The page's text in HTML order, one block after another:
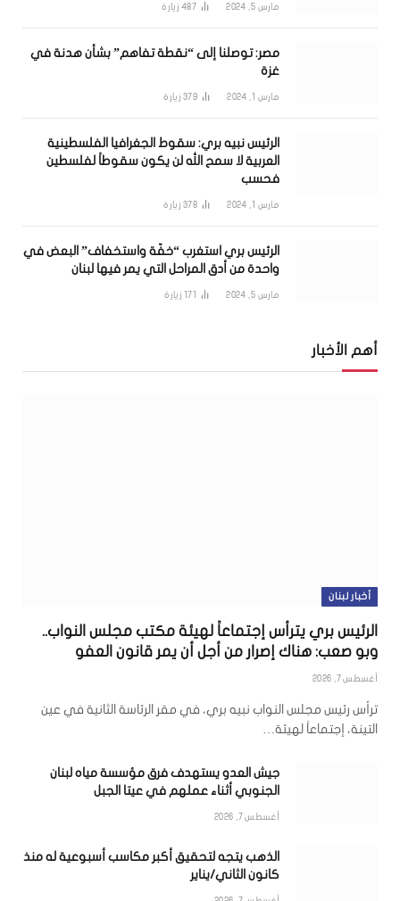
مارس 5, 2024 487 زيارة
مصر: توصلنا إلى “نقطة تفاهم” بشأن هدنة في
غزة
مارس 1, 2024 379 زيارة
الرئيس نبيه بري: سقوط الجغرافيا الفلسطينية
العربية لا سمح الله لن يكون سقوطاً لفلسطين
فحسب
مارس 1, 2024 378 زيارة
الرئيس بري استغرب “خفّة واستخفاف” البعض في
واحدة من أدق المراحل التي يمر فيها لبنان
مارس 5, 2024 171 زيارة
أهم الأخبار
أخبار لبنان
الرئيس بري يترأس إجتماعاً لهيئة مكتب مجلس النواب..
وبو صعب: هناك إصرار من أجل أن يمر قانون العفو
أغسطس 7, 2026
ترأس رئيس مجلس النواب نبيه بري، في مقر الرئاسة الثانية في عين
التينة، إجتماعاً لهيئة…
جيش العدو يستهدف فرق مؤسسة مياه لبنان
الجنوبي أثناء عملهم في عيتا الجبل
أغسطس 7, 2026
الذهب يتجه لتحقيق أكبر مكاسب أسبوعية له منذ
كانون الثاني/يناير